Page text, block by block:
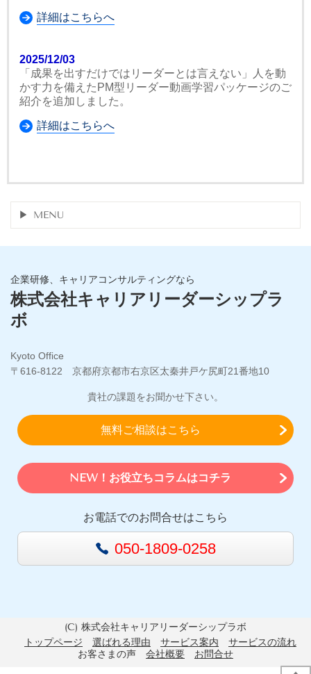
詳細はこちらへ
2025/12/03
「成果を出すだけではリーダーとは言えない」人を動
かす力を備えたPM型リーダー動画学習パッケージのご
紹介を追加しました。
詳細はこちらへ
MENU
企業研修、キャリアコンサルティングなら
株式会社キャリアリーダーシップラ
ボ
Kyoto Office
〒616-8122 京都府京都市右京区太秦井戸ケ尻町21番地10
貴社の課題をお聞かせ下さい。
無料ご相談はこちら
NEW！お役立ちコラムはコチラ
お電話でのお問合せはこちら
050-1809-0258
(C) 株式会社キャリアリーダーシップラボ
トップページ
選ばれる理由 サービス案内
サービスの流れ
お客さまの声
会社概要 お問合せ